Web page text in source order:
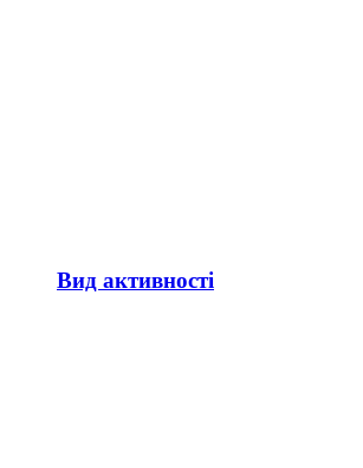
Вид активності